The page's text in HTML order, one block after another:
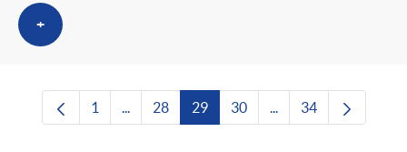
+
Pàgina
1 ...Pàgines intermèdies Utilitzeu TAB per
Pàgina
28 Pàgina
29 Pàgina
30 ...Pàgines intermèdies
Pàgina
34